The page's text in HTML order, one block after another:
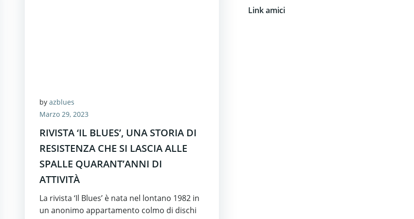
byazblues
Marzo 29, 2023
RIVISTA ‘IL BLUES’, UNA STORIA DI
RESISTENZA CHE SI LASCIA ALLE
SPALLE QUARANT’ANNI DI
ATTIVITÀ
La rivista ‘Il Blues’ è nata nel lontano 1982 in
un anonimo appartamento colmo di dischi
Link amici